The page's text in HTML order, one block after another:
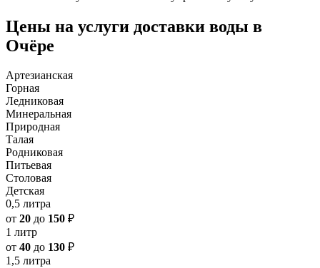
Цены на услуги доставки воды в
Очёре
Артезианская
Горная
Ледниковая
Минеральная
Природная
Талая
Родниковая
Питьевая
Столовая
Детская
0,5 литра
от 20 до 150 ₽
1 литр
от 40 до 130 ₽
1,5 литра